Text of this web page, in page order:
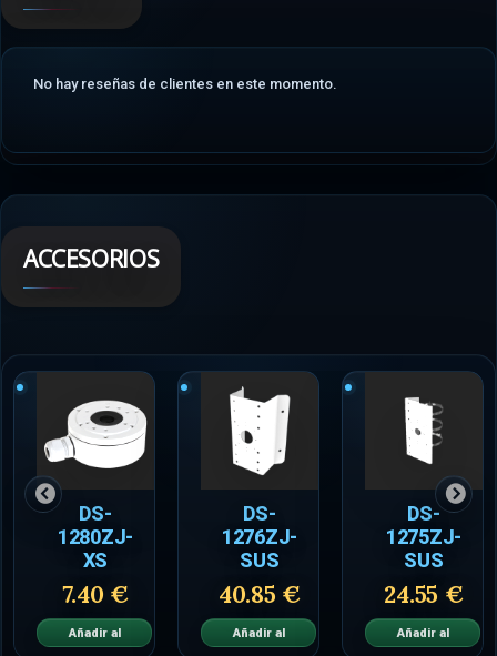
No hay reseñas de clientes en este momento.
ACCESORIOS
DS-
1280ZJ-
XS
7.40 €
Añadir al
DS-
1276ZJ-
SUS
40.85 €
Añadir al
DS-
1275ZJ-
SUS
24.55 €
Añadir al